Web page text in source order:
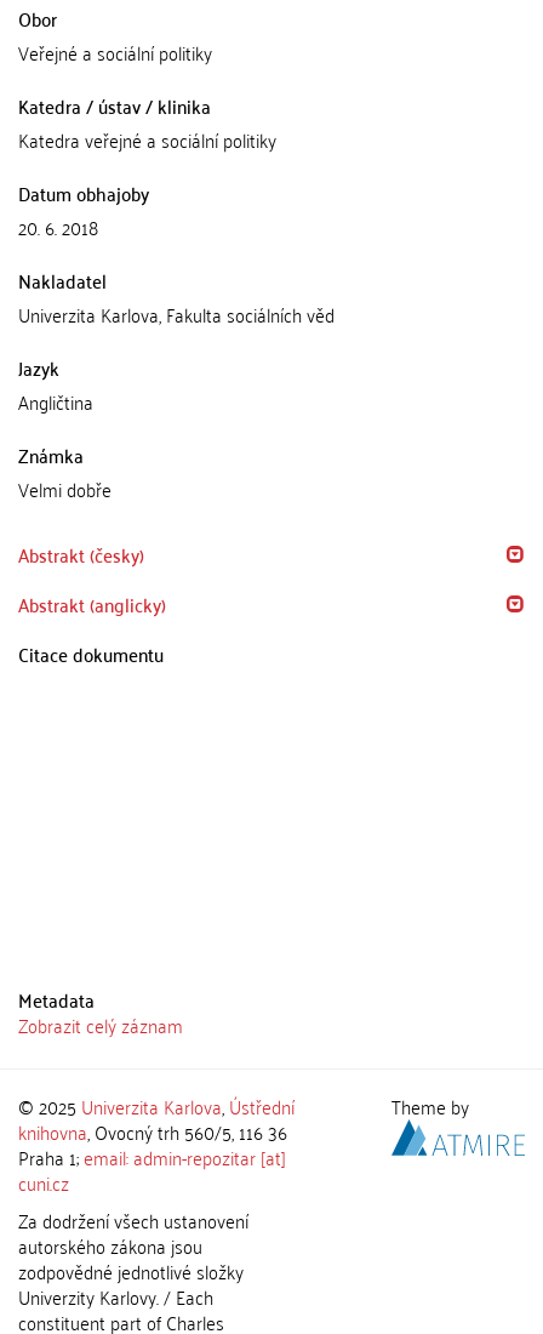
Obor
Veřejné a sociální politiky
Katedra / ústav / klinika
Katedra veřejné a sociální politiky
Datum obhajoby
20. 6. 2018
Nakladatel
Univerzita Karlova, Fakulta sociálních věd
Jazyk
Angličtina
Známka
Velmi dobře
Abstrakt (česky)
Abstrakt (anglicky)
Citace dokumentu
Metadata
Zobrazit celý záznam
© 2025 Univerzita Karlova,Ústřední
knihovna, Ovocný trh 560/5, 116 36
Praha 1;email: admin-repozitar [at]
cuni.cz
Za dodržení všech ustanovení
autorského zákona jsou
zodpovědné jednotlivé složky
Univerzity Karlovy. / Each
constituent part of Charles
Theme by